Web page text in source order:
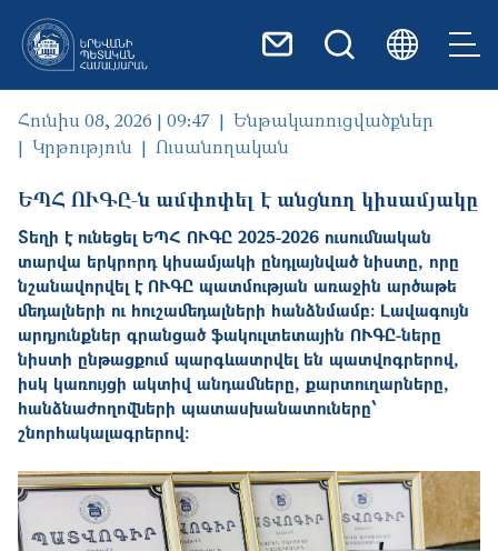
Հունիս 08, 2026 | 09:47
Ենթակառուցվածքներ
Կրթություն
Ուսանողական
ԵՊՀ ՈՒԳԸ-ն ամփոփել է անցնող կիսամյակը
Տեղի է ունեցել ԵՊՀ ՈՒԳԸ 2025-2026 ուսումնական
տարվա երկրորդ կիսամյակի ընդլայնված նիստը, որը
նշանավորվել է ՈՒԳԸ պատմության առաջին արծաթե
մեդալների ու հուշամեդալների հանձնմամբ։ Լավագույն
արդյունքներ գրանցած ֆակուլտետային ՈՒԳԸ-ները
նիստի ընթացքում պարգևատրվել են պատվոգրերով,
իսկ կառույցի ակտիվ անդամները, քարտուղարները,
հանձնաժողովների պատասխանատուները՝
շնորհակալագրերով։